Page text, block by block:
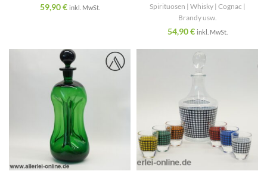
59,90€ inkl. MwSt.
Spirituosen | Whisky | Cognac |
Brandy usw.
54,90€ inkl. MwSt.